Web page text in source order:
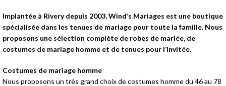
Implantée à Rivery depuis 2003, Wind’s Mariages est une boutique
spécialisée dans les tenues de mariage pour toute la famille. Nous
proposons une sélection complète de robes de mariée, de
costumes de mariage homme et de tenues pour l’invitée.
Costumes de mariage homme
Nous proposons un très grand choix de costumes homme du 46 au 78